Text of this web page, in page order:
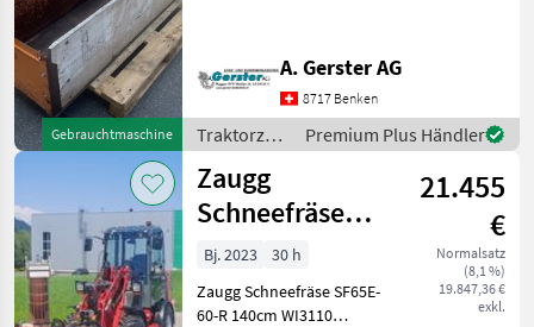
Gebrauchtmaschine
KippschaufelA. Gerster AG
8717 Benken
Traktorzubehör
/ Zaugg
Premium Plus Händler
Zaugg
Schneefräse
SF65E-60-R
140cm
21.455
€
Normalsatz
(8,1 %)
19.847,36 €
exkl.
Bj. 2023
30 h
Zaugg Schneefräse SF65E-
60-R 140cm WI3110